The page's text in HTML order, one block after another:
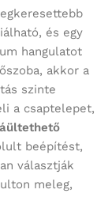
és egy
hangulatot
akkor a
szinte
a csaptelepet,
beépítést,
választják
meleg,